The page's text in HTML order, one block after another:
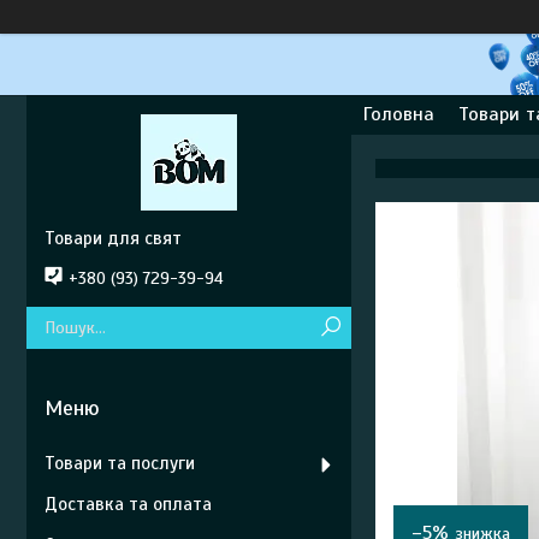
Головна Товари
–5%
Товари для свят
+380 (93) 729-39-94
Товари та послуги
Доставка та оплата